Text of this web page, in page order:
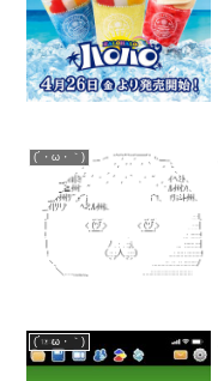
(´・ω・｀)
(´・ω・｀)